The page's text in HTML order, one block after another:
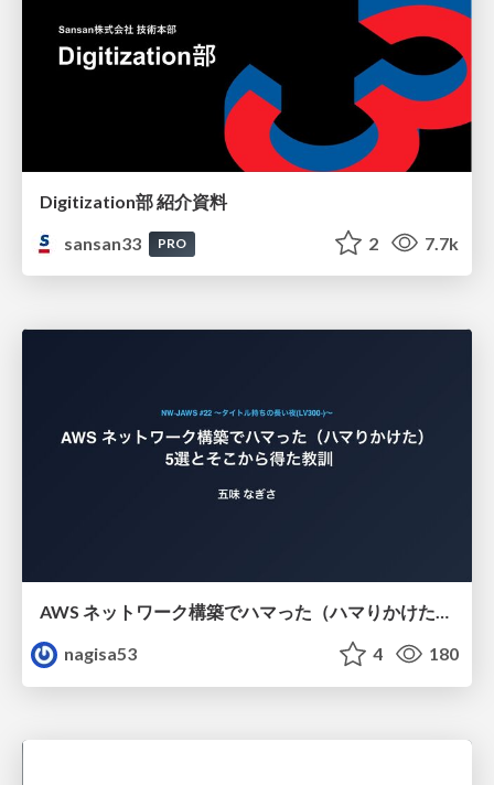
Digitization部 紹介資料
sansan33
PRO 2 7.7k
AWS ネットワーク構築でハマった（ハマりかけた） 5選とそこから得た教訓
nagisa53
4 180